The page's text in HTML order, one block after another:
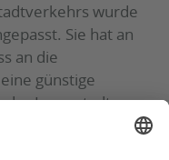
wurde
Sie hat an
an die
günstige
der Innenstadt von